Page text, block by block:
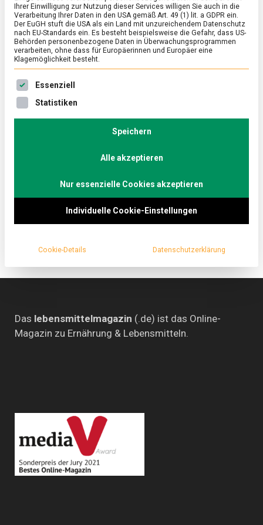
POLITIK/TV
Transformation ja, aber mit der
richtigen Geschwindigkeit –
Küchenkabinett on Tour mit Hubert
Aiwanger
30. April 2024
Transformation
Geschwindigkeit
on
Tour
Hubert
Der Stellvertretende Ministerpräsident und
Aiwanger spricht über den Wirtschaftsstandort
Deutschland, Transformationsprozesse und die
Sachen Ernährung.
Das lebensmittelmagazin (.de) ist das Online-
Magazin zu Ernährung & Lebensmitteln.
Ihrer Einwilligung zur Nutzung dieser Services willigen Sie auch in die
Verarbeitung Ihrer Daten in den USA gemäß Art. 49 (1) lit. a GDPR ein.
Der EuGH stuft die USA als ein Land mit unzureichendem Datenschutz
nach EU-Standards ein. Es besteht beispielsweise die Gefahr, dass US-
Behörden personenbezogene Daten in Überwachungsprogrammen
verarbeiten, ohne dass für Europäerinnen und Europäer eine
Klagemöglichkeit besteht.
Es folgt eine Liste der Service-Gruppen, für die eine
Essenziell
Statistiken
Speichern
Alle akzeptieren
Nur essenzielle Cookies akzeptieren
Individuelle Cookie-Einstellungen
Cookie-Details Datenschutzerklärung